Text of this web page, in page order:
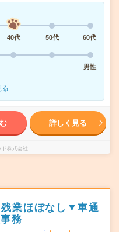
40代 50代
60代
男性
詳しく見る
株式会社
業ほぼなし▼車通
務